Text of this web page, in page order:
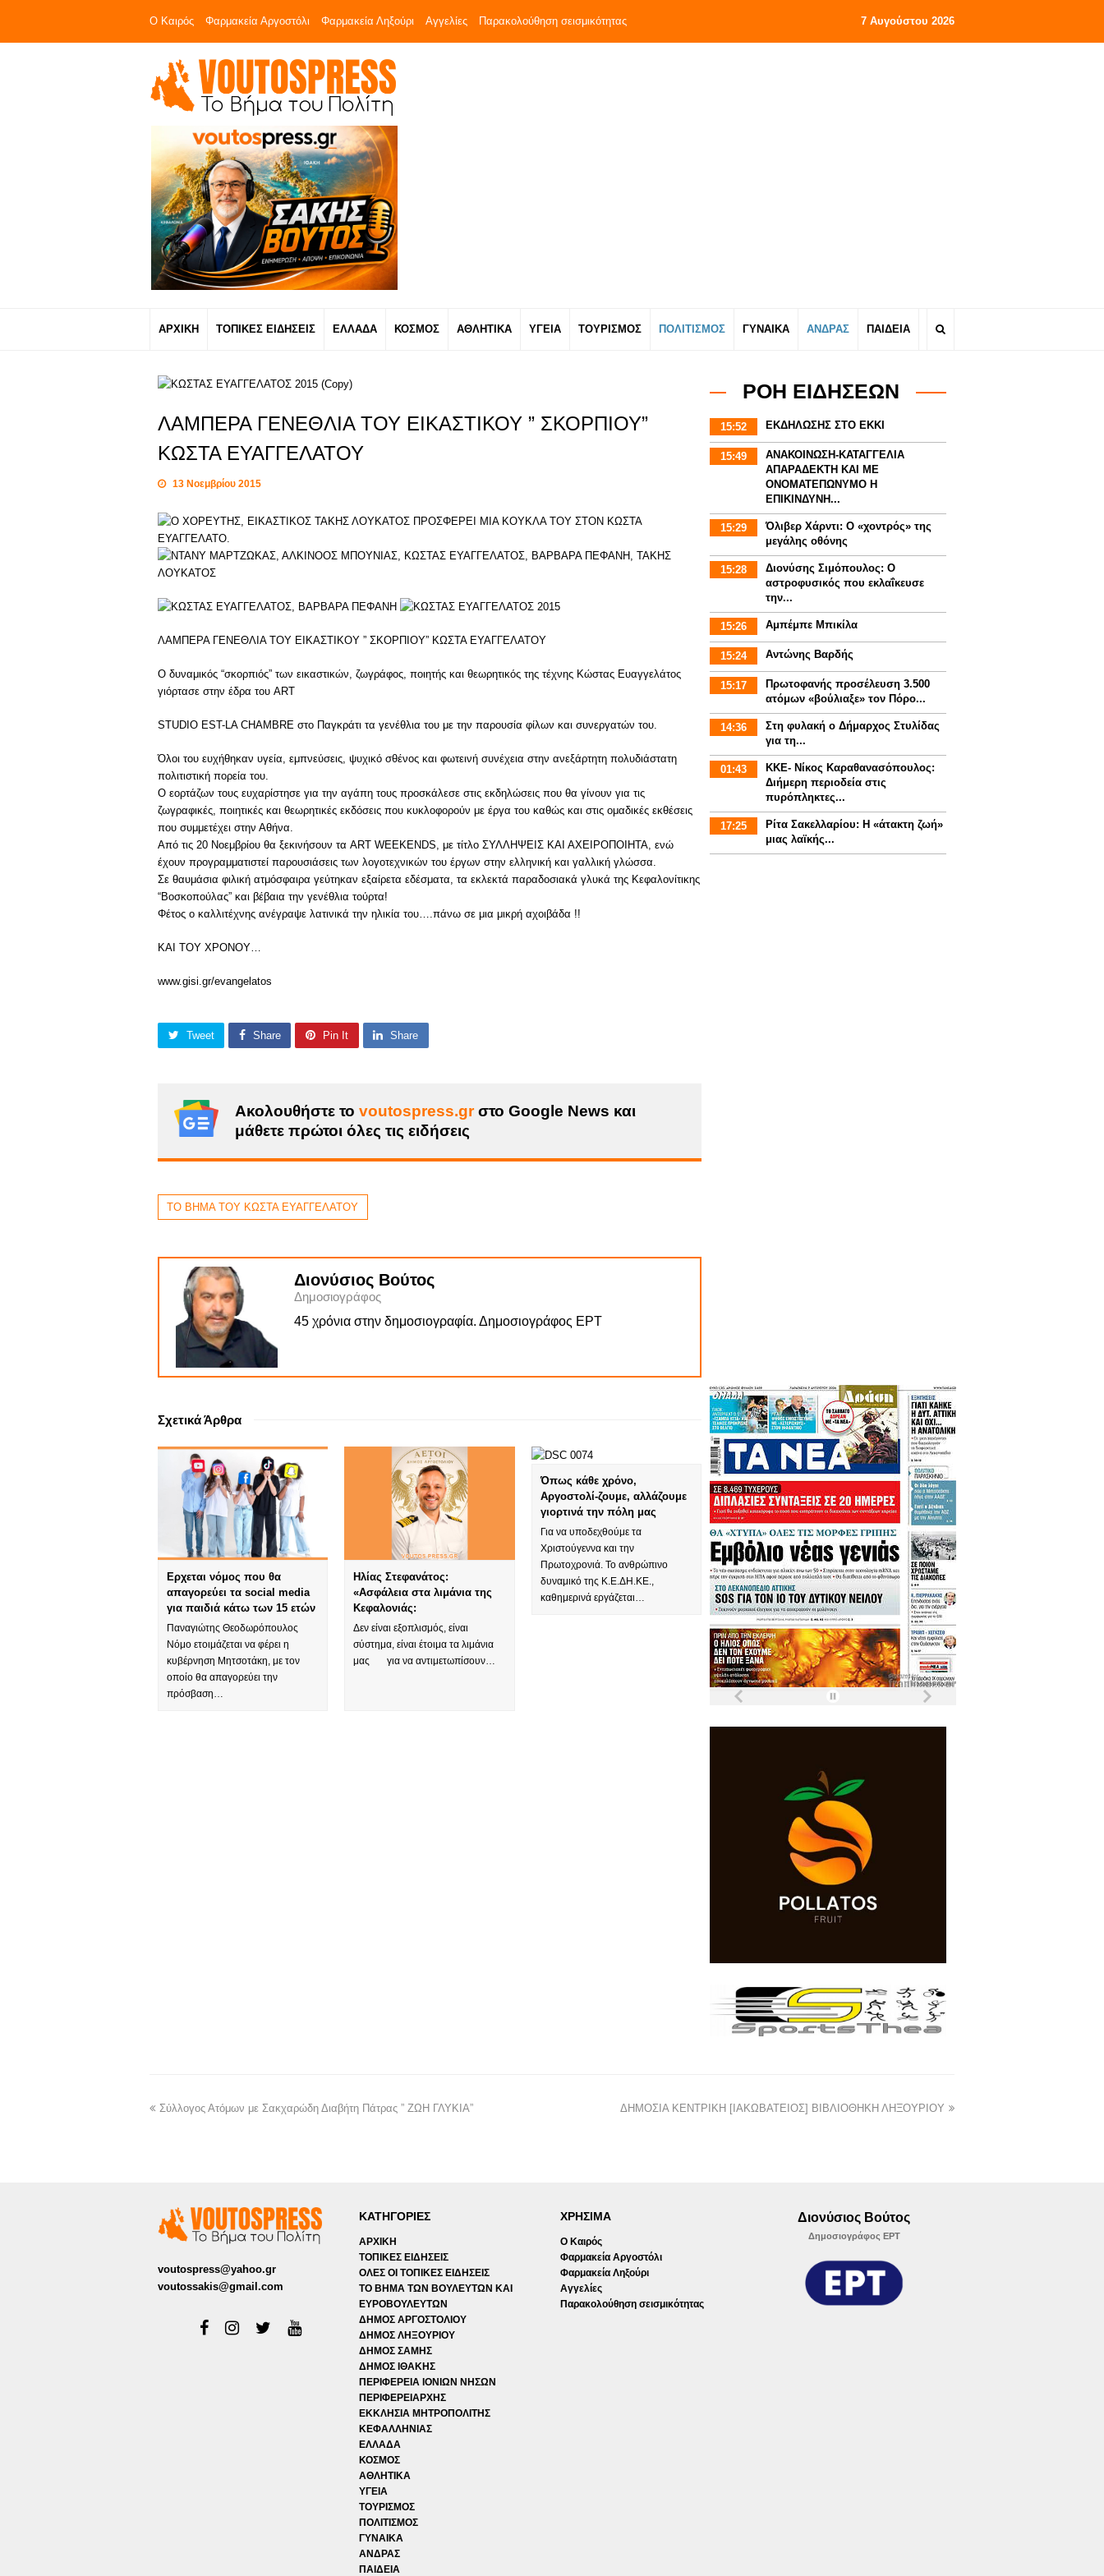
Ο Καιρός Φαρμακεία Αργοστόλι Φαρμακεία Ληξούρι Αγγελίες Παρακολούθηση σεισμικότητας 7 Αυγούστου 2026
ΑΡΧΙΚΗ ΤΟΠΙΚΕΣ ΕΙΔΗΣΕΙΣ ΕΛΛΑΔΑ ΚΟΣΜΟΣ ΑΘΛΗΤΙΚΑ ΥΓΕΙΑ ΤΟΥΡΙΣΜΟΣ ΠΟΛΙΤΙΣΜΟΣ ΓΥΝΑΙΚΑ ΑΝΔΡΑΣ ΠΑΙΔΕΙΑ
ΛΑΜΠΕΡΑ ΓΕΝΕΘΛΙΑ ΤΟΥ ΕΙΚΑΣΤΙΚΟΥ ” ΣΚΟΡΠΙΟΥ”
ΚΩΣΤΑ ΕΥΑΓΓΕΛΑΤΟΥ
13 Νοεμβρίου 2015
ΛΑΜΠΕΡΑ ΓΕΝΕΘΛΙΑ ΤΟΥ ΕΙΚΑΣΤΙΚΟΥ ” ΣΚΟΡΠΙΟΥ” ΚΩΣΤΑ ΕΥΑΓΓΕΛΑΤΟΥ
Ο δυναμικός “σκορπιός” των εικαστικών, ζωγράφος, ποιητής και θεωρητικός της τέχνης Κώστας Ευαγγελάτος
γιόρτασε στην έδρα του ART
STUDIO EST-LA CHAMBRE στο Παγκράτι τα γενέθλια του με την παρουσία φίλων και συνεργατών του.
Όλοι του ευχήθηκαν υγεία, εμπνεύσεις, ψυχικό σθένος και φωτεινή συνέχεια στην ανεξάρτητη πολυδιάστατη
πολιτιστική πορεία του.
Ο εορτάζων τους ευχαρίστησε για την αγάπη τους προσκάλεσε στις εκδηλώσεις που θα γίνουν για τις
ζωγραφικές, ποιητικές και θεωρητικές εκδόσεις που κυκλοφορούν με έργα του καθώς και στις ομαδικές εκθέσεις
που συμμετέχει στην Αθήνα.
Από τις 20 Νοεμβρίου θα ξεκινήσουν τα ART WEEKENDS, με τίτλο ΣΥΛΛΗΨΕΙΣ ΚΑΙ ΑΧΕΙΡΟΠΟΙΗΤΑ, ενώ
έχουν προγραμματιστεί παρουσιάσεις των λογοτεχνικών του έργων στην ελληνική και γαλλική γλώσσα.
Σε θαυμάσια φιλική ατμόσφαιρα γεύτηκαν εξαίρετα εδέσματα, τα εκλεκτά παραδοσιακά γλυκά της Κεφαλονίτικης
“Βοσκοπούλας” και βέβαια την γενέθλια τούρτα!
Φέτος ο καλλιτέχνης ανέγραψε λατινικά την ηλικία του….πάνω σε μια μικρή αχοιβάδα !!
ΚΑΙ ΤΟΥ ΧΡΟΝΟΥ…
www.gisi.gr/evangelatos
Tweet Share Pin It Share
Ακολουθήστε τοvoutospress.grστο Google News και
μάθετε πρώτοι όλες τις ειδήσεις
ΤΟ ΒΗΜΑ ΤΟΥ ΚΩΣΤΑ ΕΥΑΓΓΕΛΑΤΟΥ
Διονύσιος Βούτος
Δημοσιογράφος
45 χρόνια στην δημοσιογραφία. Δημοσιογράφος ΕΡΤ
Σχετικά Άρθρα
Ερχεται νόμος που θα
απαγορεύει τα social media
για παιδιά κάτω των 15 ετών
Παναγιώτης Θεοδωρόπουλος
Νόμο ετοιμάζεται να φέρει η
κυβέρνηση Μητσοτάκη, με τον
οποίο θα απαγορεύει την
πρόσβαση…
Ηλίας Στεφανάτος:
«Ασφάλεια στα λιμάνια της
Κεφαλονιάς:
Δεν είναι εξοπλισμός, είναι
σύστημα, είναι έτοιμα τα λιμάνια
μας για να αντιμετωπίσουν…
Όπως κάθε χρόνο,
Αργοστολί-ζουμε, αλλάζουμε
γιορτινά την πόλη μας
Για να υποδεχθούμε τα
Χριστούγεννα και την
Πρωτοχρονιά. Το ανθρώπινο
δυναμικό της Κ.Ε.ΔΗ.ΚΕ.,
καθημερινά εργάζεται…
ΡΟΗ ΕΙΔΗΣΕΩΝ
15:52 ΕΚΔΗΛΩΣΗΣ ΣΤΟ ΕΚΚΙ
15:49
ΑΝΑΚΟΙΝΩΣΗ-ΚΑΤΑΓΓΕΛΙΑ
ΑΠΑΡΑΔΕΚΤΗ ΚΑΙ ΜΕ
ΟΝΟΜΑΤΕΠΩΝΥΜΟ Η
ΕΠΙΚΙΝΔΥΝΗ...
15:29
Όλιβερ Χάρντι: Ο «χοντρός» της
μεγάλης οθόνης
15:28
Διονύσης Σιμόπουλος: Ο
αστροφυσικός που εκλαΐκευσε
την...
15:26 Αμπέμπε Μπικίλα
15:24 Αντώνης Βαρδής
15:17
Πρωτοφανής προσέλευση 3.500
ατόμων «βούλιαξε» τον Πόρο...
14:36
Στη φυλακή ο Δήμαρχος Στυλίδας
για τη...
01:43
ΚΚΕ- Νίκος Καραθανασόπουλος:
Διήμερη περιοδεία στις
πυρόπληκτες...
17:25
Ρίτα Σακελλαρίου: Η «άτακτη ζωή»
μιας λαϊκής...
Σύλλογος Ατόμων με Σακχαρώδη Διαβήτη Πάτρας ” ΖΩΗ ΓΛΥΚΙΑ” ΔΗΜΟΣΙΑ ΚΕΝΤΡΙΚΗ [ΙΑΚΩΒΑΤΕΙΟΣ] ΒΙΒΛΙΟΘΗΚΗ ΛΗΞΟΥΡΙΟΥ
voutospress@yahoo.gr
voutossakis@gmail.com
ΚΑΤΗΓΟΡΙΕΣ
ΑΡΧΙΚΗ
ΤΟΠΙΚΕΣ ΕΙΔΗΣΕΙΣ
ΟΛΕΣ ΟΙ ΤΟΠΙΚΕΣ ΕΙΔΗΣΕΙΣ
ΤΟ ΒΗΜΑ ΤΩΝ ΒΟΥΛΕΥΤΩΝ ΚΑΙ
ΕΥΡΟΒΟΥΛΕΥΤΩΝ
ΔΗΜΟΣ ΑΡΓΟΣΤΟΛΙΟΥ
ΔΗΜΟΣ ΛΗΞΟΥΡΙΟΥ
ΔΗΜΟΣ ΣΑΜΗΣ
ΔΗΜΟΣ ΙΘΑΚΗΣ
ΠΕΡΙΦΕΡΕΙΑ ΙΟΝΙΩΝ ΝΗΣΩΝ
ΠΕΡΙΦΕΡΕΙΑΡΧΗΣ
ΕΚΚΛΗΣΙΑ ΜΗΤΡΟΠΟΛΙΤΗΣ
ΚΕΦΑΛΛΗΝΙΑΣ
ΕΛΛΑΔΑ
ΚΟΣΜΟΣ
ΑΘΛΗΤΙΚΑ
ΥΓΕΙΑ
ΤΟΥΡΙΣΜΟΣ
ΠΟΛΙΤΙΣΜΟΣ
ΓΥΝΑΙΚΑ
ΑΝΔΡΑΣ
ΠΑΙΔΕΙΑ
ΧΡΗΣΙΜΑ
Ο Καιρός
Φαρμακεία Αργοστόλι
Φαρμακεία Ληξούρι
Αγγελίες
Παρακολούθηση σεισμικότητας
Διονύσιος Βούτος
Δημοσιογράφος ΕΡΤ